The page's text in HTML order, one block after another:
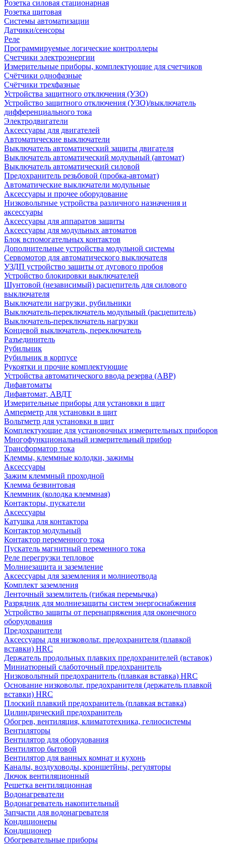
Розетка силовая стационарная
Розетка щитовая
Системы автоматизации
Датчики/сенсоры
Реле
Программируемые логические контроллеры
Счетчики электроэнергии
Измерительные приборы, комплектующие для счетчиков
Счётчики однофазные
Счётчики трехфазные
Устройства защитного отключения (УЗО)
Устройство защитного отключения (УЗО)/выключатель
дифференциального тока
Электродвигатели
Аксессуары для двигателей
Автоматические выключатели
Выключатель автоматический защиты двигателя
Выключатель автоматический модульный (автомат)
Выключатель автоматический силовой
Предохранитель резьбовой (пробка-автомат)
Автоматические выключатели модульные
Аксессуары и прочее оборудование
Низковольтные устройства различного назначения и
аксессуары
Аксессуары для аппаратов защиты
Аксессуары для модульных автоматов
Блок вспомогательных контактов
Дополнительные устройства модульной системы
Сервомотор для автоматического выключателя
УЗДП устройство защиты от дугового пробоя
Устройство блокировки выключателей
Шунтовой (независимый) расцепитель для силового
выключателя
Выключатели нагрузки, рубильники
Выключатель-переключатель модульный (расцепитель)
Выключатель-переключатель нагрузки
Концевой выключатель, переключатель
Разъединитель
Рубильник
Рубильник в корпусе
Рукоятки и прочие комплектующие
Устройства автоматического ввода резерва (АВР)
Дифавтоматы
Дифавтомат, АВДТ
Измерительные приборы для установки в щит
Амперметр для установки в щит
Вольтметр для установки в щит
Комплектующие для установочных измерительных приборов
Многофункциональный измерительный прибор
Трансформатор тока
Клеммы, клеммные колодки, зажимы
Аксессуары
Зажим клеммный проходной
Клемма безвинтовая
Клеммник (колодка клеммная)
Контакторы, пускатели
Аксессуары
Катушка для контактора
Контактор модульный
Контактор переменного тока
Пускатель магнитный переменного тока
Реле перегрузки тепловое
Молниезащита и заземление
Аксессуары для заземления и молниеотвода
Комплект заземления
Ленточный заземлитель (гибкая перемычка)
Разрядник для молниезащиты систем энергоснабжения
Устройство защиты от перенапряжения для оконечного
оборудования
Предохранители
Аксессуары для низковольт. предохранителя (плавкой
вставки) HRC
Держатель продольных плавких предохранителей (вставок)
Миниатюрный слаботочный предохранитель
Низковольтный предохранитель (плавкая вставка) HRC
Основание низковольт. предохранителя (держатель плавкой
вставки) HRC
Плоский плавкий предохранитель (плавкая вставка)
Цилиндрический предохранитель
Обогрев, вентиляция, климатотехника, гелиосистемы
Вентиляторы
Вентилятор для оборудования
Вентилятор бытовой
Вентилятор для ванных комнат и кухонь
Каналы, воздуховоды, кроншетйны, регуляторы
Лючок вентиляционный
Решетка вентиляционная
Водонагреватели
Водонагреватель накопительный
Запчасти для водонагревателя
Кондиционеры
Кондиционер
Обогревательные приборы